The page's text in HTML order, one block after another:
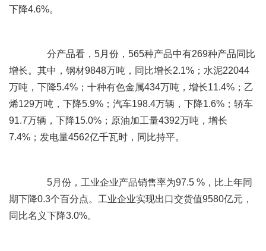
下降4.6%。
分产品看，5月份，565种产品中有269种产品同比
增长。其中，钢材9848万吨，同比增长2.1%；水泥22044
万吨，下降5.4%；十种有色金属434万吨，增长11.4%；乙
烯129万吨，下降5.9%；汽车198.4万辆，下降1.6%；轿车
91.7万辆，下降15.0%；原油加工量4392万吨，增长
7.4%；发电量4562亿千瓦时，同比持平。
5月份，工业企业产品销售率为97.5 %，比上年同
期下降0.3个百分点。工业企业实现出口交货值9580亿元，
同比名义下降3.0%。